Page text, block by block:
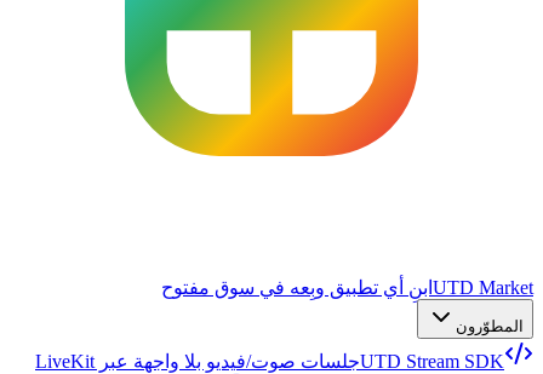
UTD Market ابنِ أي تطبيق وبِعه في سوق مفتوح
المطوّرون
UTD Stream SDK
جلسات صوت/فيديو بلا واجهة عبر LiveKit